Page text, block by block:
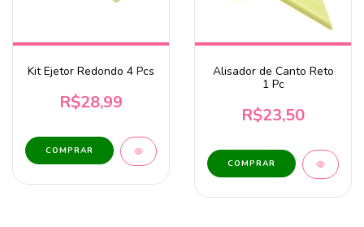
Kit Ejetor Redondo 4 Pcs
R$28,99
Alisador de Canto Reto
1 Pc
R$23,50